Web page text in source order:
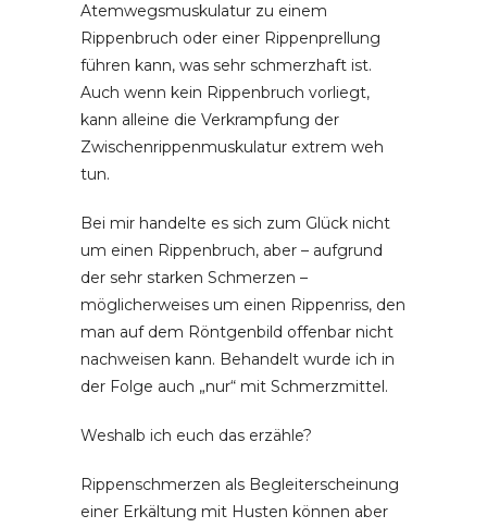
Atemwegsmuskulatur zu einem
Rippenbruch oder einer Rippenprellung
führen kann, was sehr schmerzhaft ist.
Auch wenn kein Rippenbruch vorliegt,
kann alleine die Verkrampfung der
Zwischenrippenmuskulatur extrem weh
tun.
Bei mir handelte es sich zum Glück nicht
um einen Rippenbruch, aber – aufgrund
der sehr starken Schmerzen –
möglicherweises um einen Rippenriss, den
man auf dem Röntgenbild offenbar nicht
nachweisen kann. Behandelt wurde ich in
der Folge auch „nur“ mit Schmerzmittel.
Weshalb ich euch das erzähle?
Rippenschmerzen als Begleiterscheinung
einer Erkältung mit Husten können aber